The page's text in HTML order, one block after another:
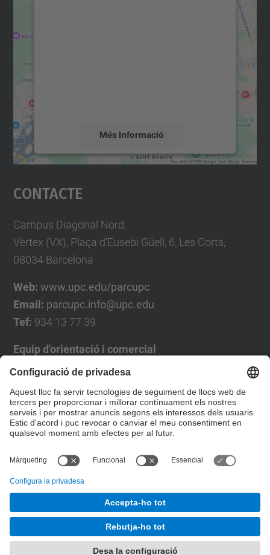
Més Informació
Accepta
powered by
Contacte
Campus Diagonal Nord.
Vèrtex (VX), Plaça d'Eusebi Güell, 6, Les Corts,
08034 Barcelona
Web: www.upc.edu/parcupc
Email: parcupc.info@upc.edu
Tef: 934 13 77 39
Equip d'orientació i comercial
José Luís Grande
Tel. 93 4137194
jose.luis.grande@upc.edu
Formulari de contacte
Desenvolupat amb